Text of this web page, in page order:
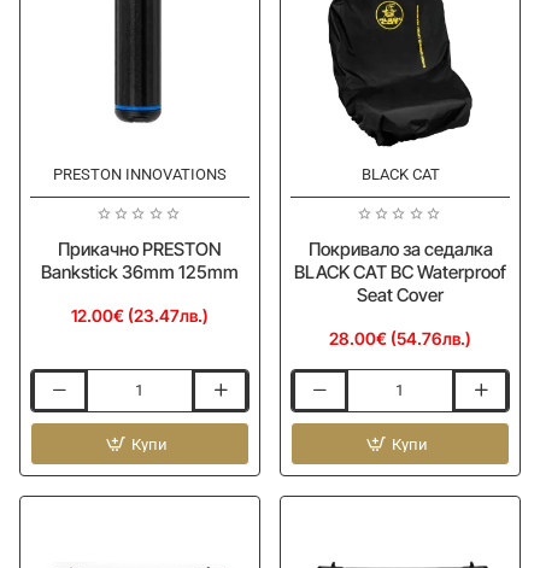
Ново
PRESTON INNOVATIONS
Прикачно PRESTON
Bankstick 36mm 125mm
12.00€ (23.47лв.)
PRESTON
Bankstick
36mm
125mm
Купи
BLACK CAT
Покривало за седалка
BLACK CAT BC Waterproof
Seat Cover
28.00€ (54.76лв.)
за
BLACK
CAT
Купи